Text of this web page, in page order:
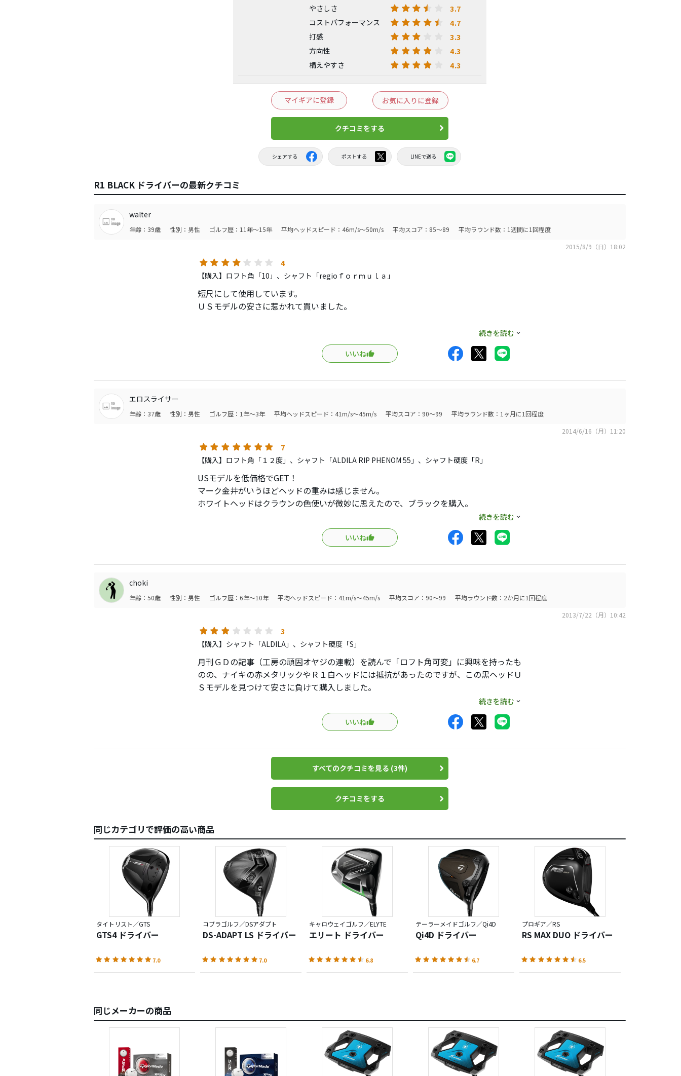
やさしさ 3.7
コストパフォーマンス 4.7
打感 3.3
方向性 4.3
構えやすさ 4.3
マイギアに登録 お気に入りに登録
クチコミをする
シェアする ポストする LINEで送る
R1 BLACK ドライバーの最新クチコミ
walter
年齢：39歳 性別：男性 ゴルフ歴：11年～15年 平均ヘッドスピード：46m/s～50m/s 平均スコア：85～89
平均ラウンド数：1週間に1回程度
2015/8/9（日）18:02
4
【購入】ロフト角「10」、シャフト「regioｆｏｒｍｕｌａ」
短尺にして使用しています。
ＵＳモデルの安さに惹かれて買いました。
操作性も高く、250Ｙ、260Ｙぐらいでフェアウェイが急に狭くなるようなコースや突き
抜けてしまうコースで重宝しています。
続きを読む
いいね
エロスライサー
年齢：37歳 性別：男性 ゴルフ歴：1年～3年 平均ヘッドスピード：41m/s～45m/s 平均スコア：90～99
平均ラウンド数：1ヶ月に1回程度
2014/6/16（月）11:20
7
【購入】ロフト角「１２度」、シャフト「ALDILA RIP PHENOM 55」、シャフト硬度「R」
USモデルを低価格でGET！
マーク金井がいうほどヘッドの重みは感じません。
ホワイトヘッドはクラウンの色使いが微妙に思えたので、ブラックを購入。
打感は芯で捉えるといい音します。
重心距離がSLDRやR11、RBZ、ジェットスピード等よりも短いので、
自分のスイングにはぴったりです。
ロフト１２度で使ってます。
オススメです。
続きを読む
いいね
choki
年齢：50歳 性別：男性 ゴルフ歴：6年～10年 平均ヘッドスピード：41m/s～45m/s 平均スコア：90～99
平均ラウンド数：2か月に1回程度
2013/7/22（月）10:42
3
【購入】シャフト「ALDILA」、シャフト硬度「S」
月刊ＧＤの記事（工房の頑固オヤジの連載）を読んで「ロフト角可変」に興味を持ったも
のの、ナイキの赤メタリックやＲ１白ヘッドには抵抗があったのですが、この黒ヘッドＵ
Ｓモデルを見つけて安さに負けて購入しました。
記事によると「表示は9.5°等でもリアルロフトは12°等のなんちゃってドライバーが多
確かに高弾道にはなりましたが、イメージしていたテンプラのような弾道ではありません
エースドライバーは9.5°のMP-H4（ミズノ）でキャリーが200ヤード程度ですが、10〜15
ヤードは伸びました。普段通う練習場（ネットまで210ヤード程度）のネット下方にかろ
うじて直撃するようになりました。
中弾道でキャリーが伸びず 10.5°の方が良いのか迷っていたこともあり、非常に参考にな
りました。
【方向性】
ヘッドの形状も手伝ってか、直進性能は高いです。逆にドロー・フェードなどの弾道操作
は難しいかも？
【スペック】
シャフトには55Gとありますが、ヘッドが重いのか総重量が325g程度（多くの日本モデ
した。
個人的な感想ですが、打感・音は超劣悪・・・
続きを読む
いいね
すべてのクチコミを見る (3件)
クチコミをする
同じカテゴリで評価の高い商品
タイトリスト／GTS
GTS4 ドライバー
7.0
コブラゴルフ／DSアダプト
DS-ADAPT LS ドライバー
7.0
キャロウェイゴルフ／ELYTE
エリート ドライバー
6.8
テーラーメイドゴルフ／Qi4D
Qi4D ドライバー
6.7
プロギア／RS
RS MAX DUO ドライバー
6.5
同じメーカーの商品